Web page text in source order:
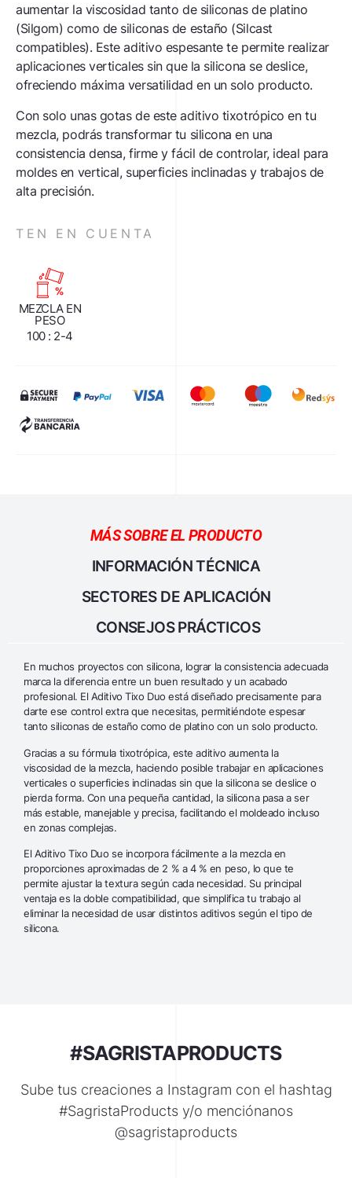
aumentar la viscosidad tanto de siliconas de platino
(Silgom) como de siliconas de estaño (Silcast
compatibles). Este aditivo espesante te permite realizar
aplicaciones verticales sin que la silicona se deslice,
ofreciendo máxima versatilidad en un solo producto.
Con solo unas gotas de este aditivo tixotrópico en tu
mezcla, podrás transformar tu silicona en una
consistencia densa, firme y fácil de controlar, ideal para
moldes en vertical, superficies inclinadas y trabajos de
alta precisión.
TEN EN CUENTA
MEZCLA EN
PESO
100 : 2-4
MÁS SOBRE EL PRODUCTO
INFORMACIÓN TÉCNICA
SECTORES DE APLICACIÓN
CONSEJOS PRÁCTICOS
En muchos proyectos con silicona, lograr la consistencia adecuada
marca la diferencia entre un buen resultado y un acabado
profesional. El Aditivo Tixo Duo está diseñado precisamente para
darte ese control extra que necesitas, permitiéndote espesar
tanto siliconas de estaño como de platino con un solo producto.
Gracias a su fórmula tixotrópica, este aditivo aumenta la
viscosidad de la mezcla, haciendo posible trabajar en aplicaciones
verticales o superficies inclinadas sin que la silicona se deslice o
pierda forma. Con una pequeña cantidad, la silicona pasa a ser
más estable, manejable y precisa, facilitando el moldeado incluso
en zonas complejas.
El Aditivo Tixo Duo se incorpora fácilmente a la mezcla en
proporciones aproximadas de 2 % a 4 % en peso, lo que te
permite ajustar la textura según cada necesidad. Su principal
ventaja es la doble compatibilidad, que simplifica tu trabajo al
eliminar la necesidad de usar distintos aditivos según el tipo de
silicona.
#SAGRISTAPRODUCTS
Sube tus creaciones a Instagram con el hashtag
#SagristaProducts y/o menciónanos
@sagristaproducts